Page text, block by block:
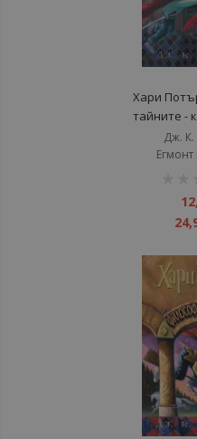
Хари
тайните -
Дж. К.